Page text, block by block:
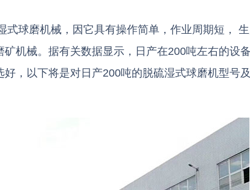
式球磨机械，因它具有操作简单，作业周期短，
机械。据有关数据显示，日产在200吨左右的设
，以下将是对日产200吨的脱硫湿式球磨机型号